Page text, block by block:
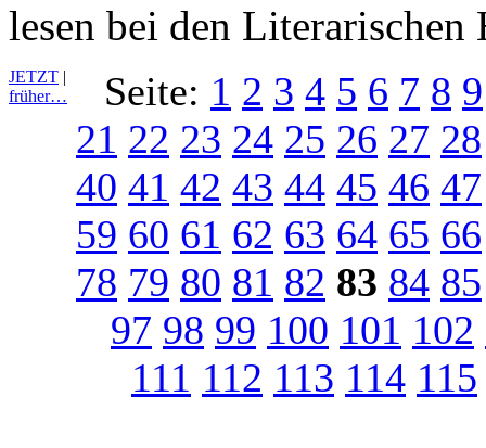
lesen bei den
JETZT |
früher…
Seite: 1 2 3 4 5 6 7 8 9
21 22 23 24 25 26 27 28
40 41 42 43 44 45 46 47
59 60 61 62 63 64 65 66
78 79 80 81 82 83 84 85
97 98 99 100 101 102
111 112 113 114 115